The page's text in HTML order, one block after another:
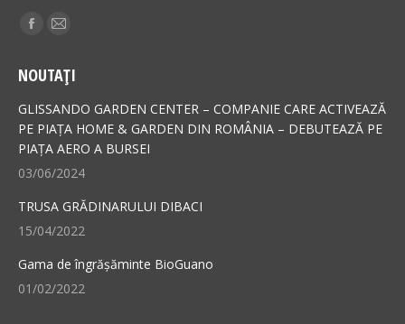
Find us on:
Facebook
opens
in
new
window
Mail
opens
in
new
window
NOUTAȚI
GLISSANDO GARDEN CENTER – COMPANIE CARE ACTIVEAZĂ
PE PIAȚA HOME & GARDEN DIN ROMÂNIA – DEBUTEAZĂ PE
PIAȚA AERO A BURSEI
03/06/2024
TRUSA GRĂDINARULUI DIBACI
15/04/2022
Gama de îngrășăminte BioGuano
01/02/2022